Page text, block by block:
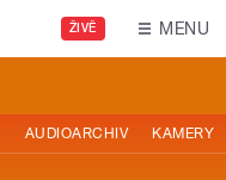
ŽIVĚ MENU
AUDIOARCHIV KAMERY